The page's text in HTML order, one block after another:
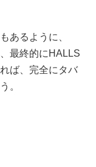
あるように、
最終的にHALLS
ば、完全にタバ
。